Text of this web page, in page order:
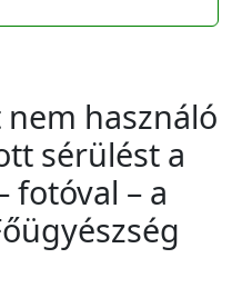
használó
sérülést a
fotóval – a